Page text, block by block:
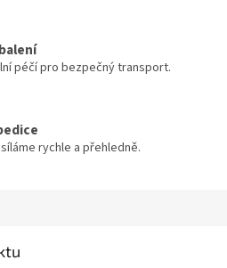
péčí pro bezpečný transport.
rychle a přehledně.